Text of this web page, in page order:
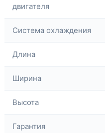
двигателя
Система охлаждения
Длина
Ширина
Высота
Гарантия